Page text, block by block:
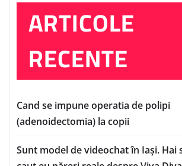
ARTICOLE
RECENTE
Cand se impune operatia de polipi
(adenoidectomia) la copii
Sunt model de videochat în Iași. Hai